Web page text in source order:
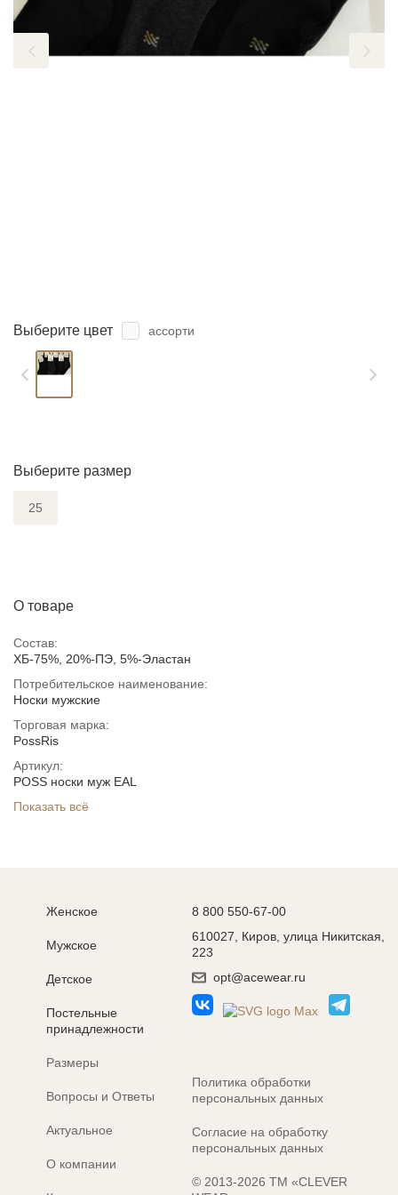
Выберите цвет ассорти
Выберите размер
25
О товаре
Состав:
ХБ-75%, 20%-ПЭ, 5%-Эластан
Потребительское наименование:
Носки мужские
Торговая марка:
PossRis
Артикул:
POSS носки муж EAL
Показать всё
Женское
Мужское
Детское
Постельные
принадлежности
Размеры
Вопросы и Ответы
Актуальное
О компании
8 800 550-67-00
610027, Киров, улица Никитская,
223
opt@acewear.ru
Политика обработки
персональных данных
Согласие на обработку
персональных данных
© 2013-2026 ТМ «CLEVER